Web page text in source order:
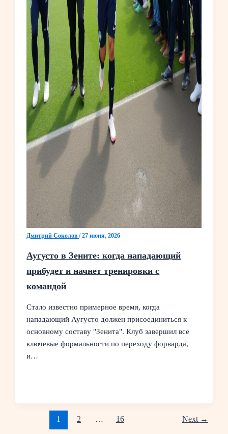
Дмитрий Соколов/27 июня, 2026
Аугусто в Зените: когда нападающий
прибудет и начнет тренировки с
командой
Стало известно примерное время, когда
нападающий Аугусто должен присоединиться к
основному составу "Зенита". Клуб завершил все
ключевые формальности по переходу форварда,
и…
1 2 … 16 Next →